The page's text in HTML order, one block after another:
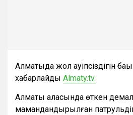
Алматыда жол қауіпсіздігін
хабарлайды Almaty.tv.
Алматы қаласында өткен
мамандандырылған